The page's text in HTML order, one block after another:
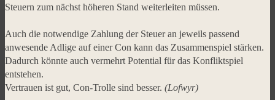
Steuern zum nächst höheren Stand weiterleiten müssen.
Auch die notwendige Zahlung der Steuer an jeweils passend
anwesende Adlige auf einer Con kann das Zusammenspiel stärken.
Dadurch könnte auch vermehrt Potential für das Konfliktspiel
entstehen.
Vertrauen ist gut, Con-Trolle sind besser. (Lofwyr)